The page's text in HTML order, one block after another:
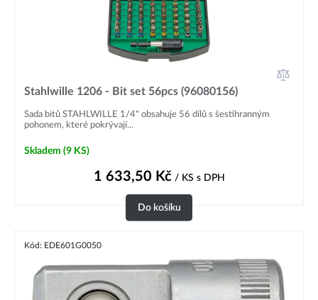
Stahlwille 1206 - Bit set 56pcs (96080156)
Sada bitů STAHLWILLE 1/4" obsahuje 56 dílů s šestihranným
pohonem, které pokrývají...
Skladem (9 KS)
1 633,50 Kč/ KS s DPH
Do košíku
Kód: EDE601G0050